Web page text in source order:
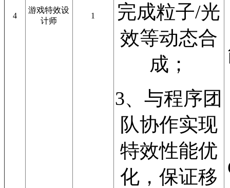
4
游戏特效设
计师
1
完成粒子/光
效等动态合
成；
3、与程序团
队协作实现
特效性能优
化，保证移